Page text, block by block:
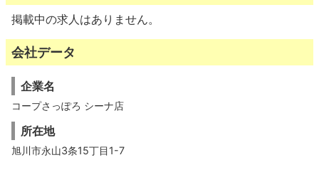
掲載中の求人はありません。
会社データ
企業名
コープさっぽろ シーナ店
所在地
旭川市永山3条15丁目1-7